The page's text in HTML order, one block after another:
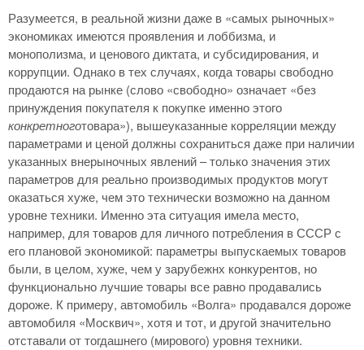
Разумеется, в реальной жизни даже в «самых рыночных»
экономиках имеются проявления и лоббизма, и
монополизма, и ценового диктата, и субсидирования, и
коррупции. Однако в тех случаях, когда товары свободно
продаются на рынке (слово «свободно» означает «без
принуждения покупателя к покупке именно этого
конкретноготовара»), вышеуказанные корреляции между
параметрами и ценой должны сохраниться даже при наличии
указанных внерыночных явлений – только значения этих
параметров для реально производимых продуктов могут
оказаться хуже, чем это технически возможно на данном
уровне техники. Именно эта ситуация имела место,
например, для товаров для личного потребления в СССР с
его плановой экономикой: параметры выпускаемых товаров
были, в целом, хуже, чем у зарубежнх конкурентов, но
функционально лучшие товары все равно продавались
дороже. К примеру, автомобиль «Волга» продавался дороже
автомобиля «Москвич», хотя и тот, и другой значительно
отставали от тогдашнего (мирового) уровня техники.